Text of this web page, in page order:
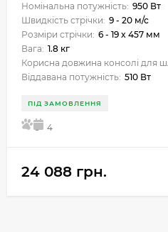
Номінальна потужність: 950 Вт
Швидкість стрічки: 9 - 20 м/с
Розміри стрічки: 6 - 19 x 457 мм
Вага: 1.8 кг
Віддавана потужність: 510 Вт
ПІД ЗАМОВЛЕННЯ
5 4
24 088 грн.